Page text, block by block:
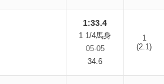
1:33.4
1 1/4馬身
05-05
34.6
1
(2.1)